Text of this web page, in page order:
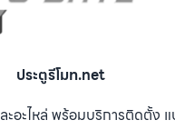
ประตูรีโมท.net
ะอะไหล่ พร้อมบริการติดตั้ง